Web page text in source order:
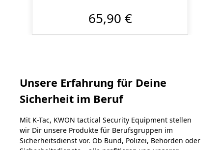
65,90 €
Unsere Erfahrung für Deine
Sicherheit im Beruf
Mit K-Tac, KWON tactical Security Equipment stellen
wir Dir unsere Produkte für Berufsgruppen im
Sicherheitsdienst vor. Ob Bund, Polizei, Behörden oder